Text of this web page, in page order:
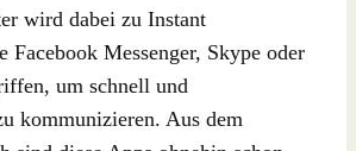
wird dabei zu Instant
Facebook Messenger, Skype oder
um schnell und
kommunizieren. Aus dem